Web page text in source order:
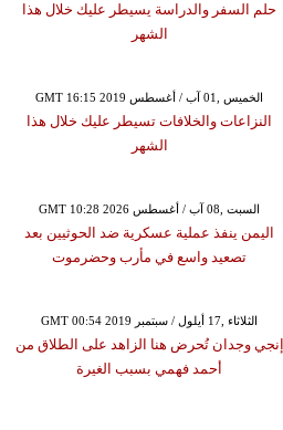
حلم السفر والدراسة يسيطر عليك خلال هذا
الشهر
GMT 16:15 2019 الخميس ,01 آب / أغسطس
النزاعات والخلافات تسيطر عليك خلال هذا
الشهر
GMT 10:28 2026 السبت ,08 آب / أغسطس
اليمن ينفذ عملية عسكرية ضد الحوثيين بعد
تصعيد واسع في مأرب وحضرموت
GMT 00:54 2019 الثلاثاء ,17 أيلول / سبتمبر
إنجي وجدان تُحرض هنا الزاهد على الطلاق من
أحمد فهمي بسبب الغيرة